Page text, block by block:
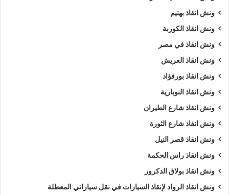
ويمكنك ايضا طلب
اذا كنت تمتلك سيارة وتعطلت بك في عابدين وتبحث عن
انقاذ
, لا داعي للقلق والبحث الكثير ,
عابدين لأنقاذك متوفر لدينا
انقاذ سيارات,ونش انقاذ دراجة نارية
انقاذ سيارات نقل,
ونش نقل قوارب).
طلبونش انقاذ سيارات
طلبونش انقاذ سيارات
طلبونش انقاذ سيارات
طلبونش انقاذ سياراتلنقلك لاقرب مركز صيانة.
ونش انقاذ بهتيم
ونش انقاذ الكوربة
ونش انقاذ في مصر
ونش انقاذ العريش
ونش انقاذ بورفؤاد
ونش انقاذ النوبارية
ونش انقاذ شارع الطيران
ونش انقاذ شارع الثورة
ونش انقاذ قصر النيل
ونش انقاذ راس الحكمة
ونش انقاذ بولاق الدكرور
ونش انقاذ الرواد لإنقاذ السيارات في نقل سياراتي المعطلة